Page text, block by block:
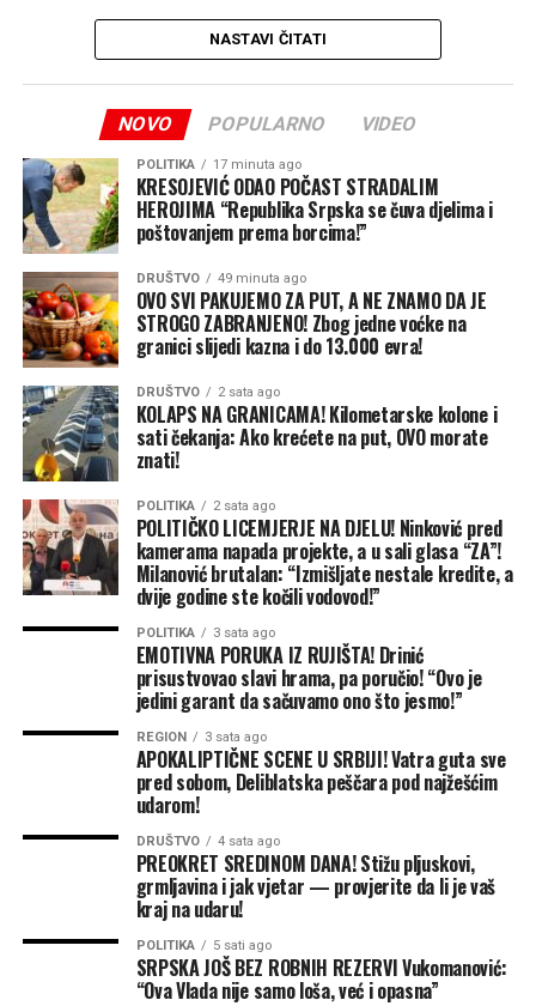
društvenim mrežama
Banjaluka na svojoj zvaničnoj stranici vodi agresivnu
kampanju obmanjivanja javnosti. U najnovijoj objavi,
SNSD tvrdi da je novac za vodovod do rezervoara
Tunjice “već jednom odobren i potrošen na nešto
drugo”, te postavlja dramatična pitanja u stilu:“Gdje je
novac?”.
Međutim, činjenice i zvanični dokumenti ih demantuju na
svakom koraku.
Milanović raskrinko laži SNSD-a: “Ovo je
moglo biti završeno prije dvije godine, vi
ste blokirali!”
Na najnovije izmišljotine SNSD-a i Ljube Ninkovića oštro
je reagovao odbornik PDP/PSS-a Dragan Milanović, koji
je taksativno i argumentovano srušio kompletnu
konstrukciju skupštinske većine.
“Prije dvije godine bio sam
kum ikonostasa u crkvi
Svete Petke Trnove na
Rujištima. Danas sam,
zajedno sa ovdašnjim
parohijanima, imao čast da
prisustvujem obilježavanju
hramovne slave, na poziv
ovogodišnjih kumova,
porodice Irić. Posebno sam
srećan što je mlad momak,
sedamnaestogodišnjak,
preuzeo kumstvo za
narednu godinu. Upravo u
tome i jeste suština — da
vjeru, tradiciju i običaje
prenosimo na našu djecu,
jer je to jedini garant da
očuvamo sve ono što nas
čini narodom i što nas
razlikuje od drugih”
je Drinić.
Domaćini i parohijani Rujišta uručili su Driniću i poseban
poklon — umjetničku sliku crkve Svete Petke Trnove, u
znak zahvalnosti za dosadašnju podršku i kumstvo.
NASTAVI ČITATI
NOVO POPULARNO VIDEO
POLITIKA 17 minuta ago
KRESOJEVIĆ ODAO POČAST STRADALIM
HEROJIMA “Republika Srpska se čuva djelima i
poštovanjem prema borcima!”
DRUŠTVO 49 minuta ago
OVO SVI PAKUJEMO ZA PUT, A NE ZNAMO DA JE
STROGO ZABRANJENO! Zbog jedne voćke na
granici slijedi kazna i do 13.000 evra!
DRUŠTVO 2 sata ago
KOLAPS NA GRANICAMA! Kilometarske kolone i
sati čekanja: Ako krećete na put, OVO morate
znati!
POLITIKA 2 sata ago
POLITIČKO LICEMJERJE NA DJELU! Ninković pred
kamerama napada projekte, a u sali glasa “ZA”!
Milanović brutalan: “Izmišljate nestale kredite, a
dvije godine ste kočili vodovod!”
POLITIKA 3 sata ago
EMOTIVNA PORUKA IZ RUJIŠTA! Drinić
prisustvovao slavi hrama, pa poručio! “Ovo je
jedini garant da sačuvamo ono što jesmo!”
REGION 3 sata ago
APOKALIPTIČNE SCENE U SRBIJI! Vatra guta sve
pred sobom, Deliblatska peščara pod najžešćim
udarom!
DRUŠTVO 4 sata ago
PREOKRET SREDINOM DANA! Stižu pljuskovi,
grmljavina i jak vjetar — provjerite da li je vaš
kraj na udaru!
POLITIKA 5 sati ago
SRPSKA JOŠ BEZ ROBNIH REZERVI Vukomanović:
“Ova Vlada nije samo loša, već i opasna”